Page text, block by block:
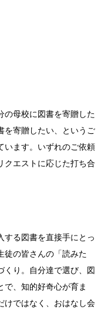
の母校に図書を寄贈した
を寄贈したい、というご
います。いずれのご依頼
クエストに応じた打ち合
する図書を直接手にとっ
徒の皆さんの「読みた
くり。自分達で選び、図
で、知的好奇心が育ま
けではなく、おはなし会